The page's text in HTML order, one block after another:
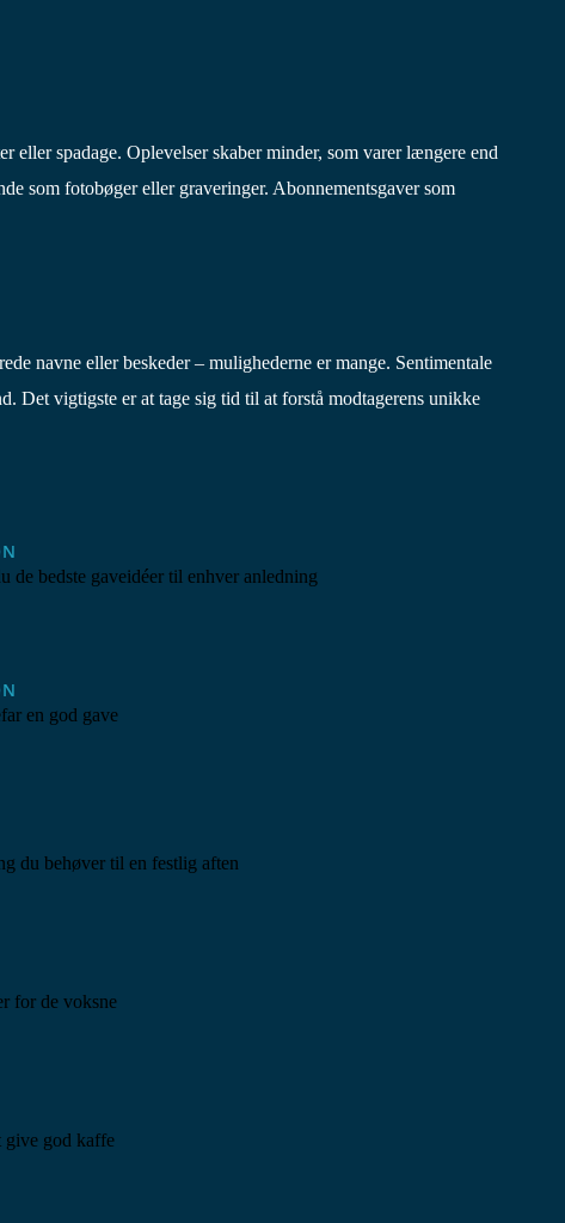
spadage. Oplevelser skaber minder, som varer længere end
som fotobøger eller graveringer. Abonnementsgaver som
navne eller beskeder – mulighederne er mange. Sentimentale
Det vigtigste er at tage sig tid til at forstå modtagerens unikke
de bedste gaveidéer til enhver anledning
en god gave
du behøver til en festlig aften
for de voksne
god kaffe